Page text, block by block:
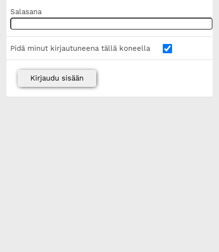
Salasana
Pidä minut kirjautuneena tällä koneella